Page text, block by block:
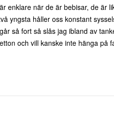
enklare när de är bebisar, de är
yngsta håller oss konstant
så fort så slås jag ibland av
och vill kanske inte hänga på